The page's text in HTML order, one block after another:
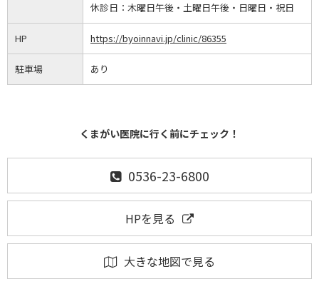
休診日： 木曜日午後・土曜日午後・日曜日・祝日
HP https://byoinnavi.jp/clinic/86355
駐車場 あり
くまがい医院に行く前にチェック！
0536-23-6800
HPを見る
大きな地図で見る